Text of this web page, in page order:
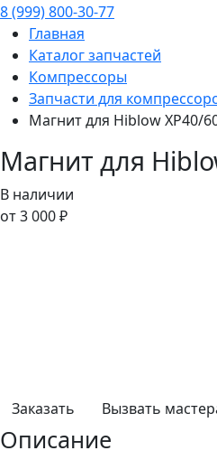
8 (999) 800-30-77
Главная
Каталог запчастей
Компрессоры
Запчасти для
Магнит для Hiblow ХР40/
Магнит для
В наличии
от 3 000 ₽
Заказать Вызвать
Описание